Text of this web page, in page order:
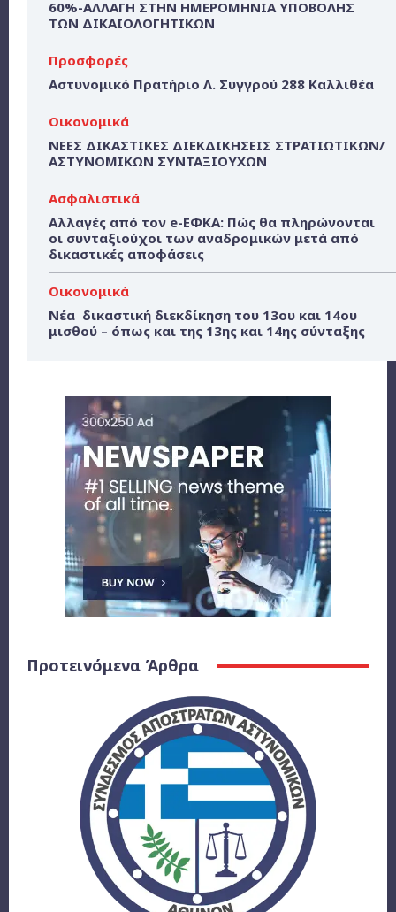
60%-ΑΛΛΑΓΗ ΣΤΗΝ ΗΜΕΡΟΜΗΝΙΑ ΥΠΟΒΟΛΗΣ
ΤΩΝ ΔΙΚΑΙΟΛΟΓΗΤΙΚΩΝ
Προσφορές
Αστυνομικό Πρατήριο Λ. Συγγρού 288 Καλλιθέα
Οικονομικά
ΝΕΕΣ ΔΙΚΑΣΤΙΚΕΣ ΔΙΕΚΔΙΚΗΣΕΙΣ ΣΤΡΑΤΙΩΤΙΚΩΝ/
ΑΣΤΥΝΟΜΙΚΩΝ ΣΥΝΤΑΞΙΟΥΧΩΝ
Ασφαλιστικά
Αλλαγές από τον e-ΕΦΚΑ: Πώς θα πληρώνονται
οι συνταξιούχοι των αναδρομικών μετά από
δικαστικές αποφάσεις
Οικονομικά
Νέα δικαστική διεκδίκηση του 13ου και 14ου
μισθού – όπως και της 13ης και 14ης σύνταξης
Προτεινόμενα Άρθρα